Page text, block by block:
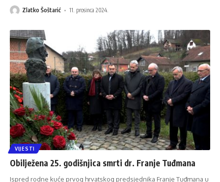
Zlatko Šoštarić 11. prosinca 2024.
VIJESTI
Obilježena 25. godišnjica smrti dr. Franje Tuđmana
Ispred rodne kuće prvog hrvatskog predsjednika Franje Tuđmana u